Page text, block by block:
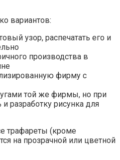
вариантов:
узор, распечатать его и
производства в
фирму с
той же фирмы, но при
разработку рисунка для
трафареты (кроме
на прозрачной или цветной